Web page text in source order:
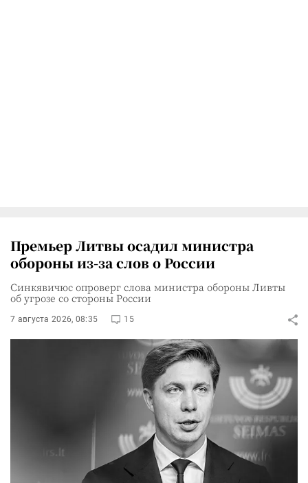
Премьер Литвы осадил министра
обороны из-за слов о России
Синкявичюс опроверг слова министра обороны Ливты
об угрозе со стороны России
7 августа 2026, 08:35 15